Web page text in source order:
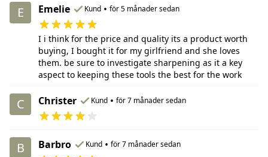
E Emelie Kund • för 5 månader sedan
I i think for the price and quality its a product worth
buying, I bought it for my girlfriend and she loves
them. be sure to investigate sharpening as it a key
aspect to keeping these tools the best for the work
C Christer Kund • för 7 månader sedan
B Barbro Kund • för 7 månader sedan